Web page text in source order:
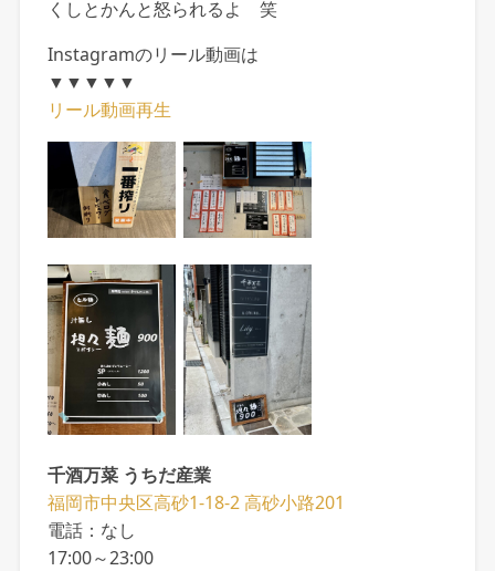
くしとかんと怒られるよ 笑
Instagramのリール動画は
▼▼▼▼▼
リール動画再生
千酒万菜 うちだ産業
福岡市中央区高砂1-18-2 高砂小路201
電話：なし
17:00～23:00